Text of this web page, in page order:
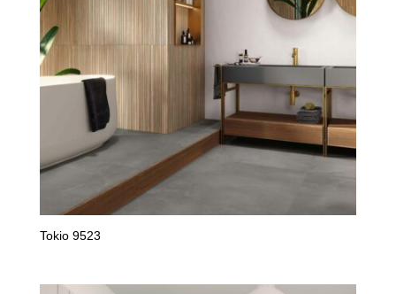
Tokio 9523